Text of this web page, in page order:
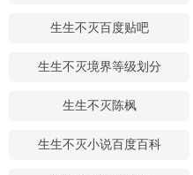
生生不灭百度贴吧
生生不灭境界等级划分
生生不灭陈枫
生生不灭小说百度百科